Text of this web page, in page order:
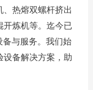
热熔双螺杆挤出
开炼机等。迄今已
与服务。我们始
设备解决方案，助